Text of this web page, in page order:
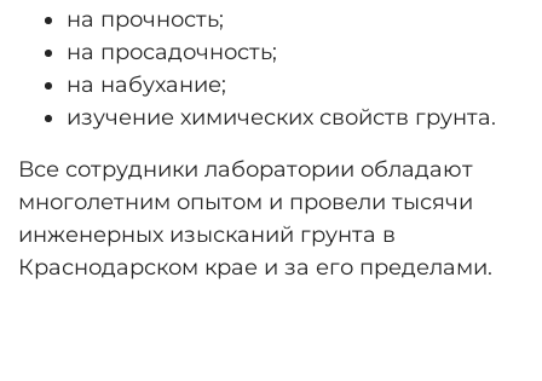
на прочность;
на просадочность;
на набухание;
изучение химических свойств грунта.
Все сотрудники лаборатории обладают
многолетним опытом и провели тысячи
инженерных изысканий грунта в
Краснодарском крае и за его пределами.